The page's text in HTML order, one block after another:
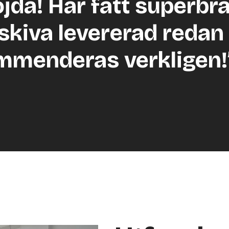
Har fått
levererad